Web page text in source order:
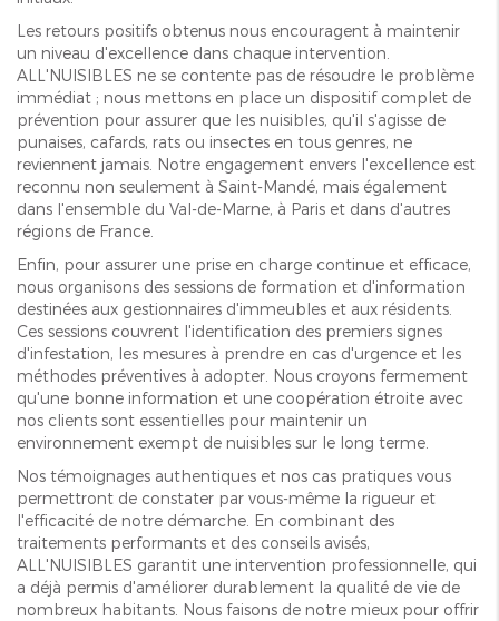
Les retours positifs obtenus nous encouragent à maintenir
un niveau d'excellence dans chaque intervention.
ALL'NUISIBLES ne se contente pas de résoudre le problème
immédiat ; nous mettons en place un dispositif complet de
prévention pour assurer que les nuisibles, qu'il s'agisse de
punaises, cafards, rats ou insectes en tous genres, ne
reviennent jamais. Notre engagement envers l'excellence est
reconnu non seulement à Saint-Mandé, mais également
dans l'ensemble du Val-de-Marne, à Paris et dans d'autres
régions de France.
Enfin, pour assurer une prise en charge continue et efficace,
nous organisons des sessions de formation et d'information
destinées aux gestionnaires d'immeubles et aux résidents.
Ces sessions couvrent l'identification des premiers signes
d'infestation, les mesures à prendre en cas d'urgence et les
méthodes préventives à adopter. Nous croyons fermement
qu'une bonne information et une coopération étroite avec
nos clients sont essentielles pour maintenir un
environnement exempt de nuisibles sur le long terme.
Nos témoignages authentiques et nos cas pratiques vous
permettront de constater par vous-même la rigueur et
l'efficacité de notre démarche. En combinant des
traitements performants et des conseils avisés,
ALL'NUISIBLES garantit une intervention professionnelle, qui
a déjà permis d'améliorer durablement la qualité de vie de
nombreux habitants. Nous faisons de notre mieux pour offrir